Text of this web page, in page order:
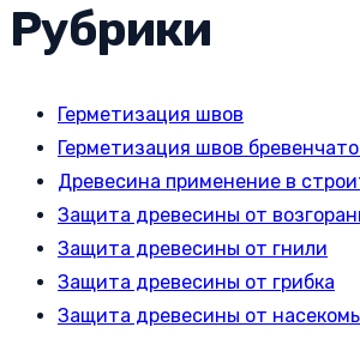
Рубрики
Герметизация швов
Герметизация швов
Древесина применение в
Защита древесины от
Защита древесины от гнили
Защита древесины от грибка
Защита древесины от